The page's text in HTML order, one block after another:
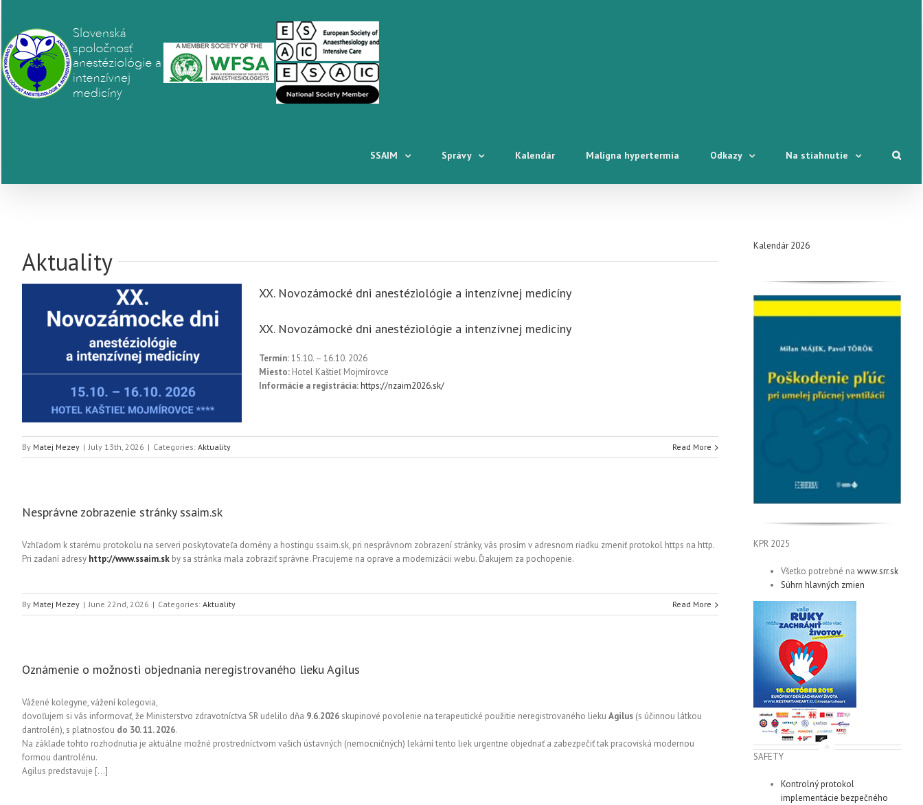
SSAIM Správy Kalendár Malígna hypertermia Odkazy Na stiahnutie
Aktuality
XX. Novozámocké dni anestéziológie a intenzívnej medicíny
XX. Novozámocké dni anestéziológie a intenzívnej medicíny
Termín:15.10. – 16.10. 2026
Miesto: Hotel Kaštieľ Mojmírovce
Informácie a registrácia:https://nzaim2026.sk/
By Matej Mezey | July 13th, 2026 | Categories: Aktuality Read More
Nesprávne zobrazenie stránky ssaim.sk
Vzhľadom k starému protokolu na serveri poskytovateľa domény a hostingu ssaim.sk, pri nesprávnom zobrazení stránky, vás prosím v adresnom riadku zmeniť protokol https na http.
Pri zadaní adresy http://www.ssaim.sk by sa stránka mala zobraziť správne. Pracujeme na oprave a modernizácii webu. Ďakujem za pochopenie.
By Matej Mezey | June 22nd, 2026 | Categories: Aktuality Read More
Oznámenie o možnosti objednania neregistrovaného lieku Agilus
Vážené kolegyne, vážení kolegovia,
dovoľujem si vás informovať, že Ministerstvo zdravotníctva SR udelilo dňa 9.6.2026 skupinové povolenie na terapeutické použitie neregistrovaného lieku Agilus (s účinnou látkou
dantrolén), s platnosťou do 30. 11. 2026.
Na základe tohto rozhodnutia je aktuálne možné prostredníctvom vašich ústavných (nemocničných) lekární tento liek urgentne objednať a zabezpečiť tak pracoviská modernou
formou dantrolénu.
Agilus predstavuje […]
Kalendár 2026
KPR 2025
Všetko potrebné na www.srr.sk
Súhrn hlavných zmien
SAFETY
Kontrolný protokol
implementácie bezpečného